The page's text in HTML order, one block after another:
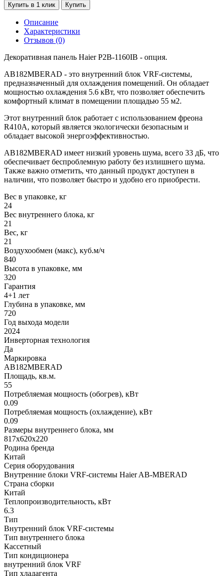
Купить в 1 клик Купить
Описание
Характеристики
Отзывов (0)
Декоративная панель Haier P2B-1160IB - опция.
AB182MBERAD - это внутренний блок VRF-системы,
предназначенный для охлаждения помещений. Он обладает
мощностью охлаждения 5.6 кВт, что позволяет обеспечить
комфортный климат в помещении площадью 55 м2.
Этот внутренний блок работает с использованием фреона
R410A, который является экологически безопасным и
обладает высокой энергоэффективностью.
AB182MBERAD имеет низкий уровень шума, всего 33 дБ, что
обеспечивает беспроблемную работу без излишнего шума.
Также важно отметить, что данный продукт доступен в
наличии, что позволяет быстро и удобно его приобрести.
Вес в упаковке, кг
24
Вес внутреннего блока, кг
21
Вес, кг
21
Воздухообмен (макс), куб.м/ч
840
Высота в упаковке, мм
320
Гарантия
4+1 лет
Глубина в упаковке, мм
720
Год выхода модели
2024
Инверторная технология
Да
Маркировка
AB182MBERAD
Площадь, кв.м.
55
Потребляемая мощность (обогрев), кВт
0.09
Потребляемая мощность (охлаждение), кВт
0.09
Размеры внутреннего блока, мм
817х620х220
Родина бренда
Китай
Серия оборудования
Внутренние блоки VRF-системы Haier AB-MBERAD
Страна сборки
Китай
Теплопроизводительность, кВт
6.3
Тип
Внутренний блок VRF-системы
Тип внутреннего блока
Кассетный
Тип кондиционера
внутренний блок VRF
Тип хладагента